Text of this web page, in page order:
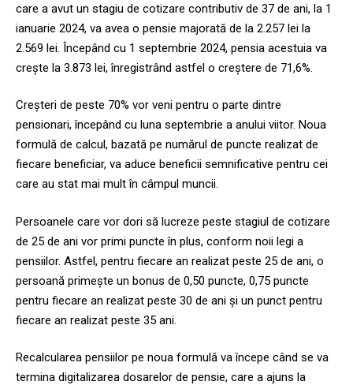
care a avut un stagiu de cotizare contributiv de 37 de ani, la 1
ianuarie 2024, va avea o pensie majorată de la 2.257 lei la
2.569 lei. Începând cu 1 septembrie 2024, pensia acestuia va
crește la 3.873 lei, înregistrând astfel o creștere de 71,6%.
Creșteri de peste 70% vor veni pentru o parte dintre
pensionari, începând cu luna septembrie a anului viitor. Noua
formulă de calcul, bazată pe numărul de puncte realizat de
fiecare beneficiar, va aduce beneficii semnificative pentru cei
care au stat mai mult în câmpul muncii.
Persoanele care vor dori să lucreze peste stagiul de cotizare
de 25 de ani vor primi puncte în plus, conform noii legi a
pensiilor. Astfel, pentru fiecare an realizat peste 25 de ani, o
persoană primește un bonus de 0,50 puncte, 0,75 puncte
pentru fiecare an realizat peste 30 de ani și un punct pentru
fiecare an realizat peste 35 ani.
Recalcularea pensiilor pe noua formulă va începe când se va
termina digitalizarea dosarelor de pensie, care a ajuns la